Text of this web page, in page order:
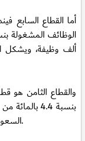
أما القطاع السابع
والقطاع الثامن هو
السعوديون حوالي 36.2 بالمائة، أي بنحو 160 ألف مواطن.